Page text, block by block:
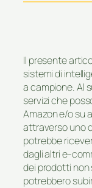
Il presente
sistemi di
a campione. Al
servizi che
Amazon e/o su
attraverso uno
potrebbe
dagli altri e-
dei prodotti non
potrebbero